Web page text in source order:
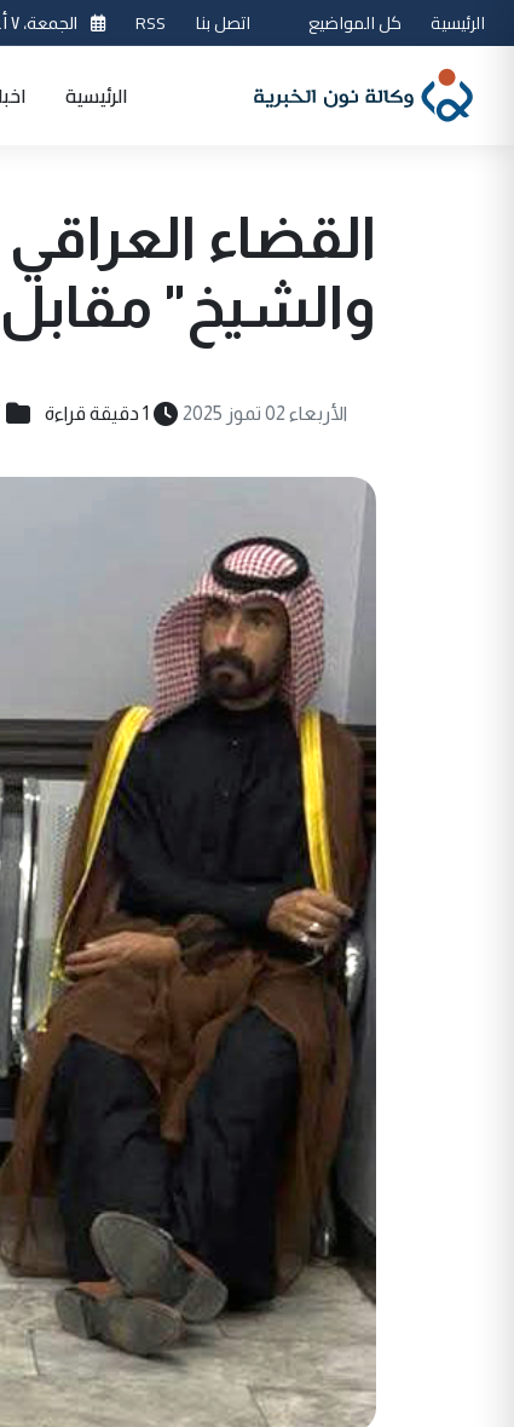
الرئيسية كل المواضيع اتصل بنا RSS الجمعة، ٧ أغسطس 2026
الرئيسية
القضاء
والشيخ"
الأربعاء 02 تموز 2025 1 دقيقة قراءة